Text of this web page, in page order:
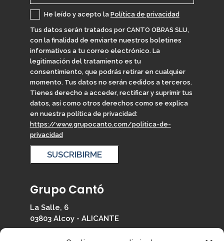
He leído y acepto la Política de privacidad
Tus datos serán tratados por CANTO OBRAS SLU,
con la finalidad de enviarte nuestros boletines
informativos a tu correo electrónico. La
legitimación del tratamiento es tu
consentimiento, que podrás retirar en cualquier
momento. Tus datos no serán cedidos a terceros.
Tienes derecho a acceder, rectificar y suprimir tus
datos, así como otros derechos como se explica
en nuestra política de privacidad:
https://www.grupocanto.com/politica-de-
privacidad
Grupo Cantó
La Salle, 6
03803 Alcoy - ALICANTE